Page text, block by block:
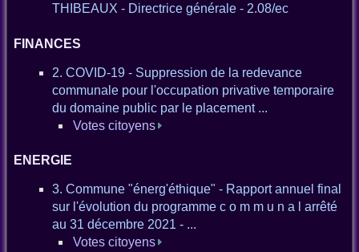
THIBEAUX - Directrice générale - 2.08/ec
FINANCES
2. COVID-19 - Suppression de la redevance
communale pour l'occupation privative temporaire
du domaine public par le placement ...
Votes citoyens
ENERGIE
3. Commune "énerg'éthique" - Rapport annuel final
sur l'évolution du programme c o m m u n a l arrêté
au 31 décembre 2021 - ...
Votes citoyens